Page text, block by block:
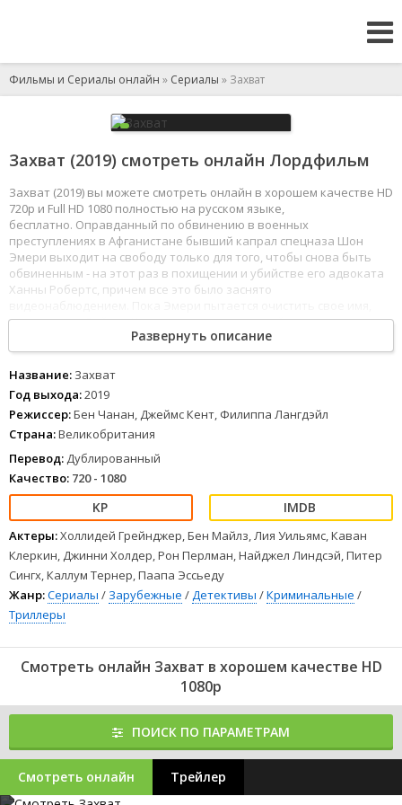
Фильмы и Сериалы онлайн » Сериалы » Захват
Захват (2019) смотреть онлайн Лордфильм
Захват (2019) вы можете смотреть онлайн в хорошем качестве HD
720p и Full HD 1080 полностью на русском языке,
бесплатно. Оправданный по обвинению в военных
преступлениях в Афганистане бывший капрал спецназа Шон
Эмери выходит на свободу только для того, чтобы снова быть
обвиненным - на этот раз в похищении и убийстве его адвоката
Ханны Робертс, причем все это было заснято
следователь Рейчел Кэри раскрывает сложный заговор, ставя
под сомнение достоверность отснятого материала.
12345 678
Развернуть описание
Название: Захват
Год выхода:2019
Режиссер:Бен Чанан, Джеймс Кент, Филиппа Лангдэйл
Страна:Великобритания
Перевод: Дублированный
Качество: 720 - 1080
Актеры:Холлидей Грейнджер, Бен Майлз, Лия Уильямс, Каван
Клеркин, Джинни Холдер, Рон Перлман, Найджел Линдсэй, Питер
Сингх, Каллум Тернер, Паапа Эссьеду
Жанр:Сериалы / Зарубежные /Детективы /Криминальные /
Триллеры
Смотреть онлайн Захват в хорошем качестве HD
1080p
ПОИСК ПО ПАРАМЕТРАМ
Смотреть онлайн Трейлер